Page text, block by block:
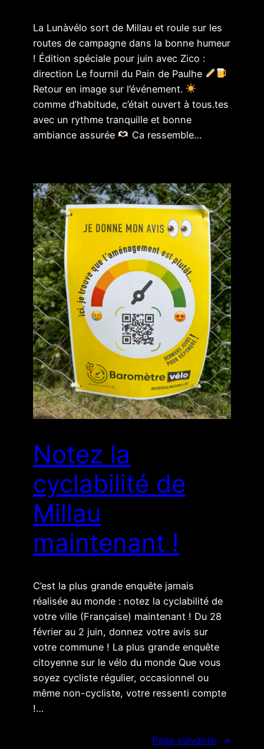
La Lunàvélo sort de Millau et roule sur les
routes de campagne dans la bonne humeur
! Édition spéciale pour juin avec Zico :
direction Le fournil du Pain de Paulhe
Retour en image sur l’événement.
comme d’habitude, c’était ouvert à tous.tes
avec un rythme tranquille et bonne
ambiance assurée
Ca ressemble…
Notez la
cyclabilité de
Millau
maintenant !
C’est la plus grande enquête jamais
réalisée au monde : notez la cyclabilité de
votre ville (Française) maintenant ! Du 28
février au 2 juin, donnez votre avis sur
votre commune ! La plus grande enquête
citoyenne sur le vélo du monde Que vous
soyez cycliste régulier, occasionnel ou
même non-cycliste, votre ressenti compte
!…
Page suivante →